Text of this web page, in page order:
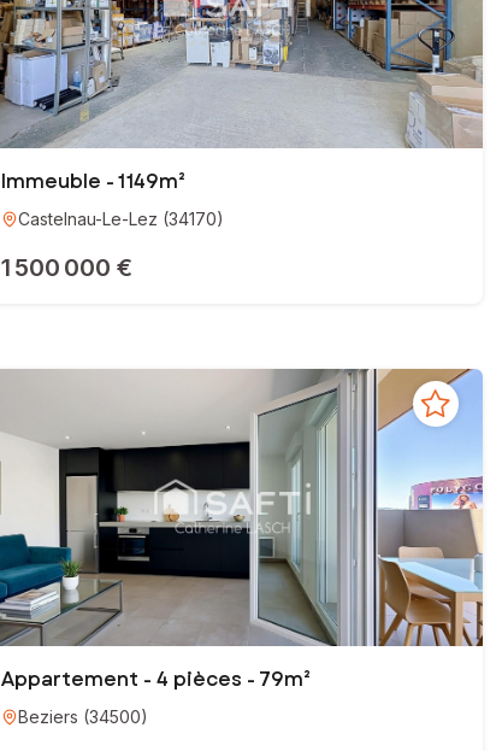
Immeuble - 1 149m²
Castelnau-Le-Lez (34170)
1 500 000 €
Appartement - 4 pièces - 79m²
Beziers (34500)